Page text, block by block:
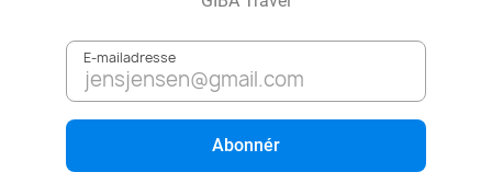
E-mailadresse
Abonnér